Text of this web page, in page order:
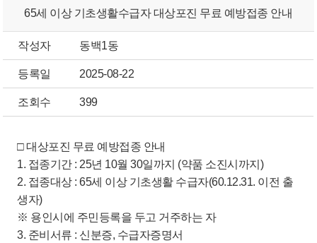
65세 이상 기초생활수급자 대상포진 무료 예방접종 안내
작성자 동백1동
등록일 2025-08-22
조회수 399
□ 대상포진 무료 예방접종 안내
1. 접종기간 : 25년 10월 30일까지 (약품 소진시까지)
2. 접종대상 : 65세 이상 기초생활 수급자(60.12.31. 이전 출
생자)
※ 용인시에 주민등록을 두고 거주하는 자
3. 준비서류 : 신분증, 수급자증명서